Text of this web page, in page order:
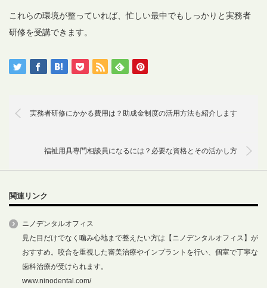
これらの環境が整っていれば、忙しい最中でもしっかりと実務者
研修を受講できます。
実務者研修にかかる費用は？助成金制度の活用方法も紹介します
福祉用具専門相談員になるには？必要な資格とその活かし方
関連リンク
ニノデンタルオフィス
見た目だけでなく噛み心地まで整えたい方は【ニノデンタルオフィス】が
おすすめ。咬合を重視した審美治療やインプラントを行い、個室で丁寧な
歯科治療が受けられます。
www.ninodental.com/